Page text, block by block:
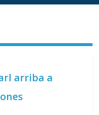
arriba a